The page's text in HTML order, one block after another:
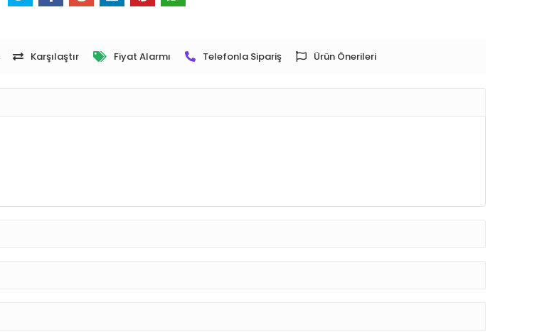
Karşılaştır Fiyat Alarmı Telefonla Sipariş Ürün Önerileri